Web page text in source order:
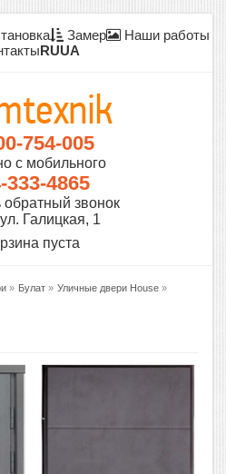
Замер
Наши работы
RUUA
754-005
с мобильного
4865
обратный звонок
Галицкая, 1
пуста
» Булат » Уличные двери House »